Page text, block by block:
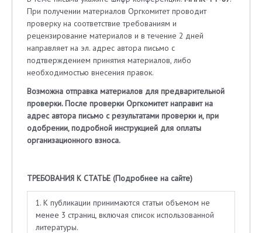
При получении материалов Оргкомитет проводит
проверку на соответствие требованиям и
рецензирование материалов и в течение 2 дней
направляет на эл. адрес автора письмо с
подтверждением принятия материалов, либо
необходимостью внесения правок.
Возможна отправка материалов для предварительной
проверки. После проверки Оргкомитет направит на
адрес автора письмо с результатами проверки и, при
одобрении, подробной инструкцией для оплаты
организационного взноса.
ТРЕБОВАНИЯ К СТАТЬЕ (Подробнее на сайте)
1. К публикации принимаются статьи объемом не
менее 3 страниц, включая список использованной
литературы.